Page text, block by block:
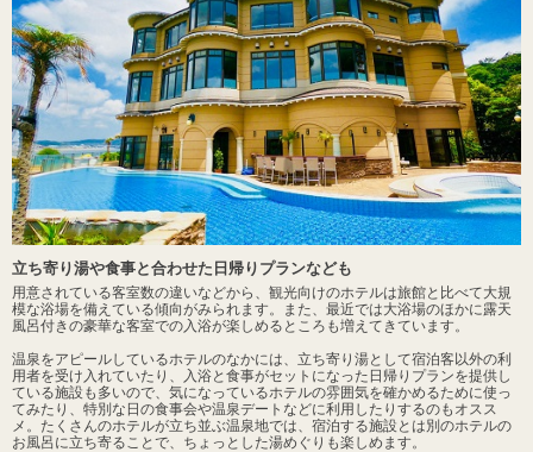
立ち寄り湯や食事と合わせた日帰りプランなども
用意されている客室数の違いなどから、観光向けのホテルは旅館と比べて大規
模な浴場を備えている傾向がみられます。また、最近では大浴場のほかに露天
風呂付きの豪華な客室での入浴が楽しめるところも増えてきています。
温泉をアピールしているホテルのなかには、立ち寄り湯として宿泊客以外の利
用者を受け入れていたり、入浴と食事がセットになった日帰りプランを提供し
ている施設も多いので、気になっているホテルの雰囲気を確かめるために使っ
てみたり、特別な日の食事会や温泉デートなどに利用したりするのもオスス
メ。たくさんのホテルが立ち並ぶ温泉地では、宿泊する施設とは別のホテルの
お風呂に立ち寄ることで、ちょっとした湯めぐりも楽しめます。